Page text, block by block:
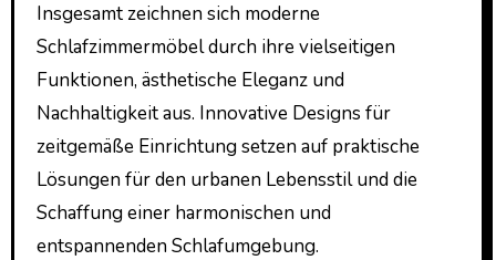
Insgesamt zeichnen sich moderne
Schlafzimmermöbel durch ihre vielseitigen
Funktionen, ästhetische Eleganz und
Nachhaltigkeit aus. Innovative Designs für
zeitgemäße Einrichtung setzen auf praktische
Lösungen für den urbanen Lebensstil und die
Schaffung einer harmonischen und
entspannenden Schlafumgebung.